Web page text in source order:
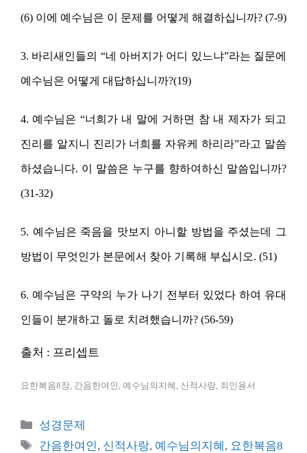
(6) 이에 예수님은 이 문제를 어떻게 해결하십니까? (7-9)
3. 바리새인들의 “네 아버지가 어디 있느냐”라는 질문에
예수님은 어떻게 대답하십니까?(19)
4. 예수님은 “너희가 내 말에 거하면 참 내 제자가 되고
진리를 알지니 진리가 너희를 자유케 하리라”라고 말씀
하셨습니다. 이 말씀은 누구를 향하여하신 말씀입니까?
(31-32)
5. 예수님은 죽음을 맛보지 아니할 방법을 주셨는데 그
방법이 무엇인가 본문에서 찾아 기록해 부십시오. (51)
6. 예수님은 구약의 누가 나기 전부터 있었다 하여 유대
인들이 분개하고 돌로 치려했습니까? (56-59)
출처 : 프리셉트
요한복음8장, 간음한여인, 예수님의지혜, 신적사랑, 죄인용서
카
테
성경문제
태
간음한여인 , 신적사랑, 예수님의지혜 , 요한복음8